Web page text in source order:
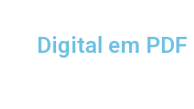
Digital em PDF